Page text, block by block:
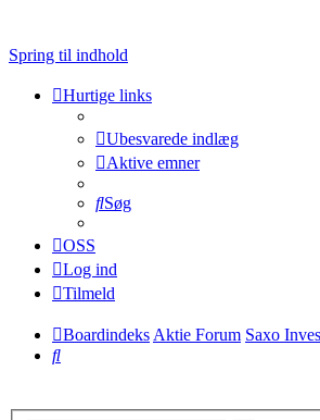
Spring til indhold
Hurtige links
Ubesvarede indlæg
Aktive emner
Søg
OSS
Log ind
Tilmeld
Boardindeks Aktie Forum Saxo
Søg